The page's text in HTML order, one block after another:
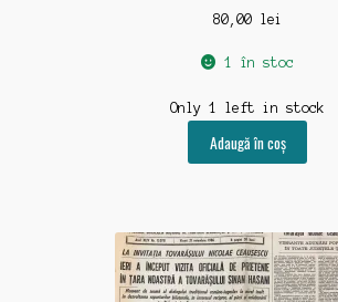
80,00 lei
1 în stoc
Only 1 left in stock
Adaugă în coș